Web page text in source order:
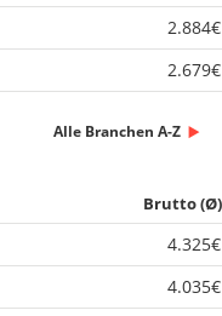
2.884€
2.679€
Alle Branchen A-Z
Brutto (Ø)
4.325€
4.035€